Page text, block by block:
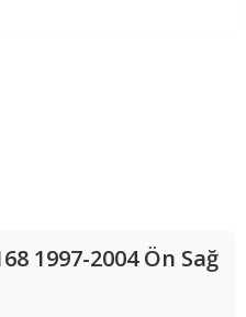
1997-2004 Ön Sağ